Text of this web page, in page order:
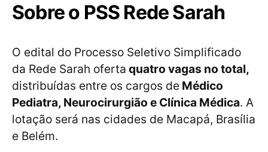
Sobre o PSS Rede Sarah
O edital do Processo Seletivo Simplificado
da Rede Sarah oferta quatro vagas no total,
distribuídas entre os cargos de Médico
Pediatra, Neurocirurgião e Clínica Médica. A
lotação será nas cidades de Macapá, Brasília
e Belém.